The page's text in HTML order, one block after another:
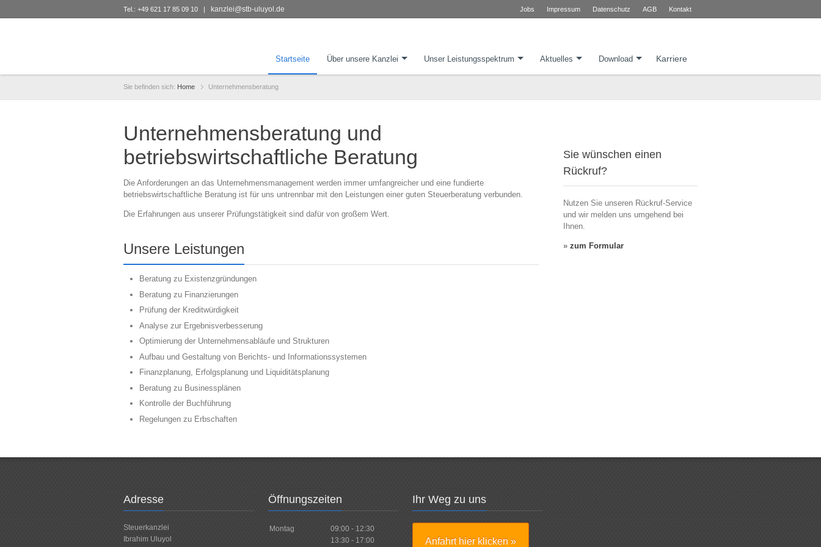
Tel.: +49 621 17 85 09 10 | kanzlei@stb-uluyol.de Jobs Impressum Datenschutz AGB Kontakt
Startseite Über unsere Kanzlei Unser Leistungsspektrum Aktuelles Download Karriere
Sie befinden sich: Home Unternehmensberatung
Unternehmensberatung und
betriebswirtschaftliche Beratung
Die Anforderungen an das Unternehmensmanagement werden immer umfangreicher und eine fundierte
betriebswirtschaftliche Beratung ist für uns untrennbar mit den Leistungen einer guten Steuerberatung verbunden.
Die Erfahrungen aus unserer Prüfungstätigkeit sind dafür von großem Wert.
Unsere Leistungen
Beratung zu Existenzgründungen
Beratung zu Finanzierungen
Prüfung der Kreditwürdigkeit
Analyse zur Ergebnisverbesserung
Optimierung der Unternehmensabläufe und Strukturen
Aufbau und Gestaltung von Berichts- und Informationssystemen
Finanzplanung, Erfolgsplanung und Liquiditätsplanung
Beratung zu Businessplänen
Kontrolle der Buchführung
Regelungen zu Erbschaften
Sie wünschen einen
Rückruf?
Nutzen Sie unseren Rückruf-Service
und wir melden uns umgehend bei
Ihnen.
» zum Formular
Adresse
Steuerkanzlei
Ibrahim Uluyol
Öffnungszeiten
Montag
09:00 - 12:30
13:30 - 17:00
Ihr Weg zu uns
Anfahrt hier klicken »